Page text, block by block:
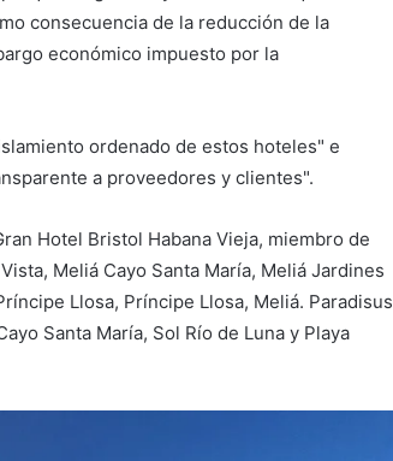
consecuencia de la reducción de la
económico impuesto por la
ordenado de estos hoteles" e
a proveedores y clientes".
Hotel Bristol Habana Vieja, miembro de
Meliá Cayo Santa María, Meliá Jardines
Llosa, Príncipe Llosa, Meliá. Paradisus
Santa María, Sol Río de Luna y Playa